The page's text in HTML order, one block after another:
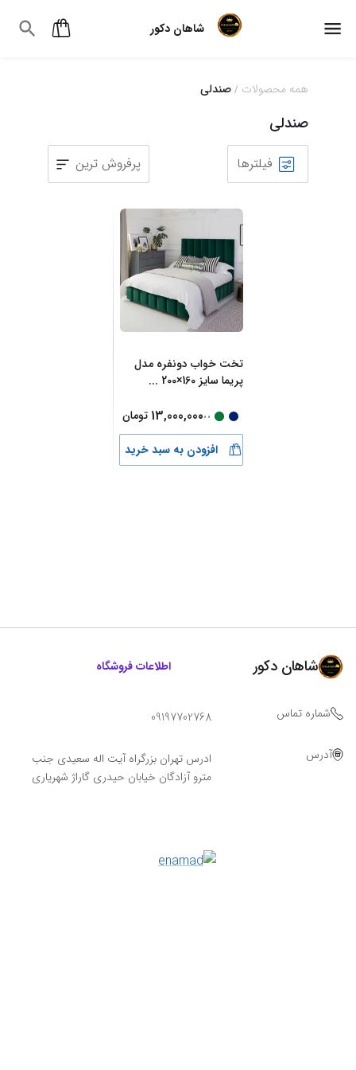
شاهان دکور
همه محصولات / صندلی
صندلی
فیلترها پرفروش ترین
تخت خواب دونفره مدل
پریما سایز 160×200
...
...
13,000,000 تومان
افزودن به سبد خرید
شاهان دکور اطلاعات فروشگاه
شماره تماس 09197702768
آدرس
ادرس تهران بزرگراه آیت اله سعیدی جنب
مترو آزادگان خیابان حیدری گاراژ شهریاری